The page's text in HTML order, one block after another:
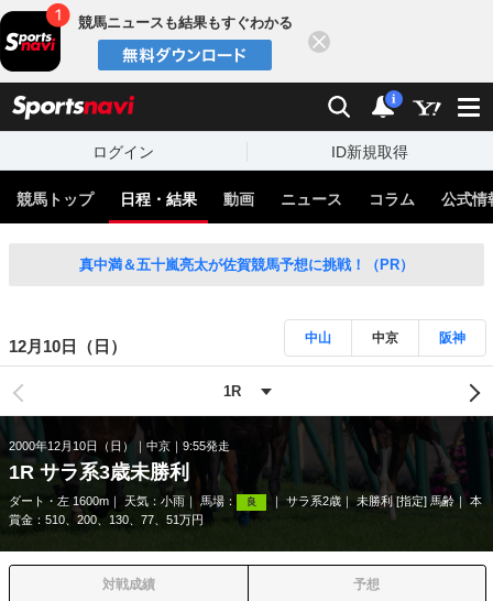
競馬ニュースも結果もすぐわかる
検索 通知
i
ログイン ID新規取得
競馬トップ 日程・結果 動画 ニュース コラム 公式情
真中満＆五十嵐亮太が佐賀競馬予想に挑戦！（PR）
12月10日（日） 中山 中京 阪神
2000年12月10日（日） 中京 9:55発走
1R サラ系3歳未勝利
ダート・左 1600m 天気： 小雨 馬場： 良 サラ系2歳 未勝利 [指定] 馬齢
本
賞金：510、200、130、77、51万円
対戦成績 予想